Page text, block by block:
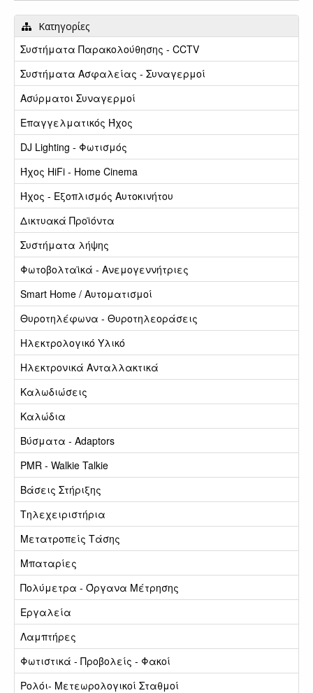
Κατηγορίες
Συστήματα Παρακολούθησης - CCTV
Συστήματα Ασφαλείας - Συναγερμοί
Ασύρματοι Συναγερμοί
Επαγγελματικός Ήχος
DJ Lighting - Φωτισμός
Ήχος HiFi - Home Cinema
Ήχος - Εξοπλισμός Αυτοκινήτου
Δικτυακά Προϊόντα
Συστήματα λήψης
Φωτοβολταϊκά - Ανεμογεννήτριες
Smart Home / Αυτοματισμοί
Θυροτηλέφωνα - Θυροτηλεοράσεις
Ηλεκτρολογικό Υλικό
Ηλεκτρονικά Ανταλλακτικά
Καλωδιώσεις
Καλώδια
Βύσματα - Adaptors
PMR - Walkie Talkie
Βάσεις Στήριξης
Τηλεχειριστήρια
Μετατροπείς Τάσης
Μπαταρίες
Πολύμετρα - Όργανα Μέτρησης
Εργαλεία
Λαμπτήρες
Φωτιστικά - Προβολείς - Φακοί
Ρολόι- Μετεωρολογικοί Σταθμοί